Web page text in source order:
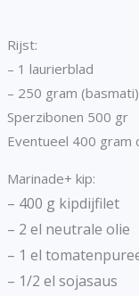
Rijst:
– 1 laurierblad
– 250 gram
Sperzibonen 500 gr
Eventueel 400 gram
Marinade+ kip:
– 400 g kipdijfilet
– 2 el neutrale olie
– 1 el
– 1/2 el sojasaus